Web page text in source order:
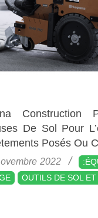
Construction
De Sol Pour
Posés Ou
2022
OUTILS DE SOL